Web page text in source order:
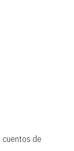
cuentos de